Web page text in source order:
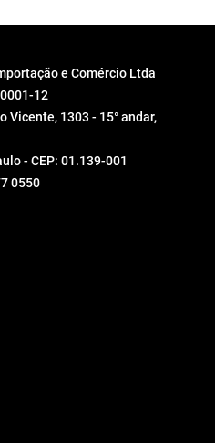
e Comércio Ltda
12
Vicente, 1303 - 15° andar,
- CEP: 01.139-001
0550